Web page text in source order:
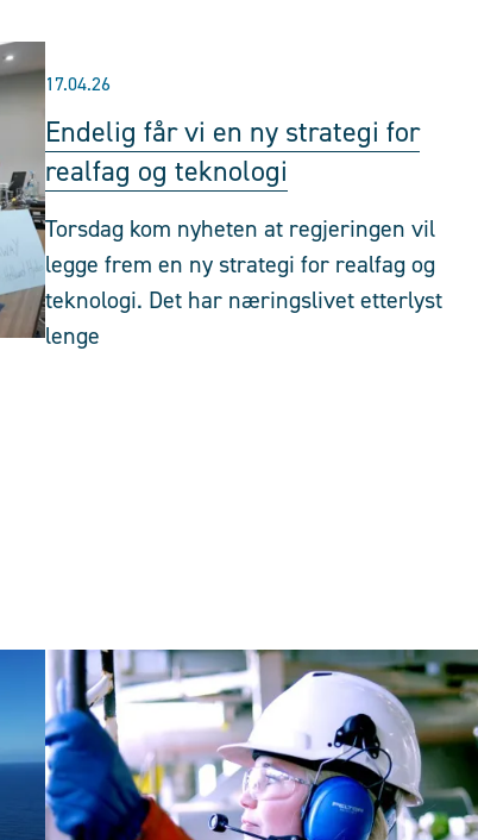
17.04.26
Endelig får vi en ny strategi for
realfag og teknologi
Torsdag kom nyheten at regjeringen vil
legge frem en ny strategi for realfag og
teknologi. Det har næringslivet etterlyst
lenge